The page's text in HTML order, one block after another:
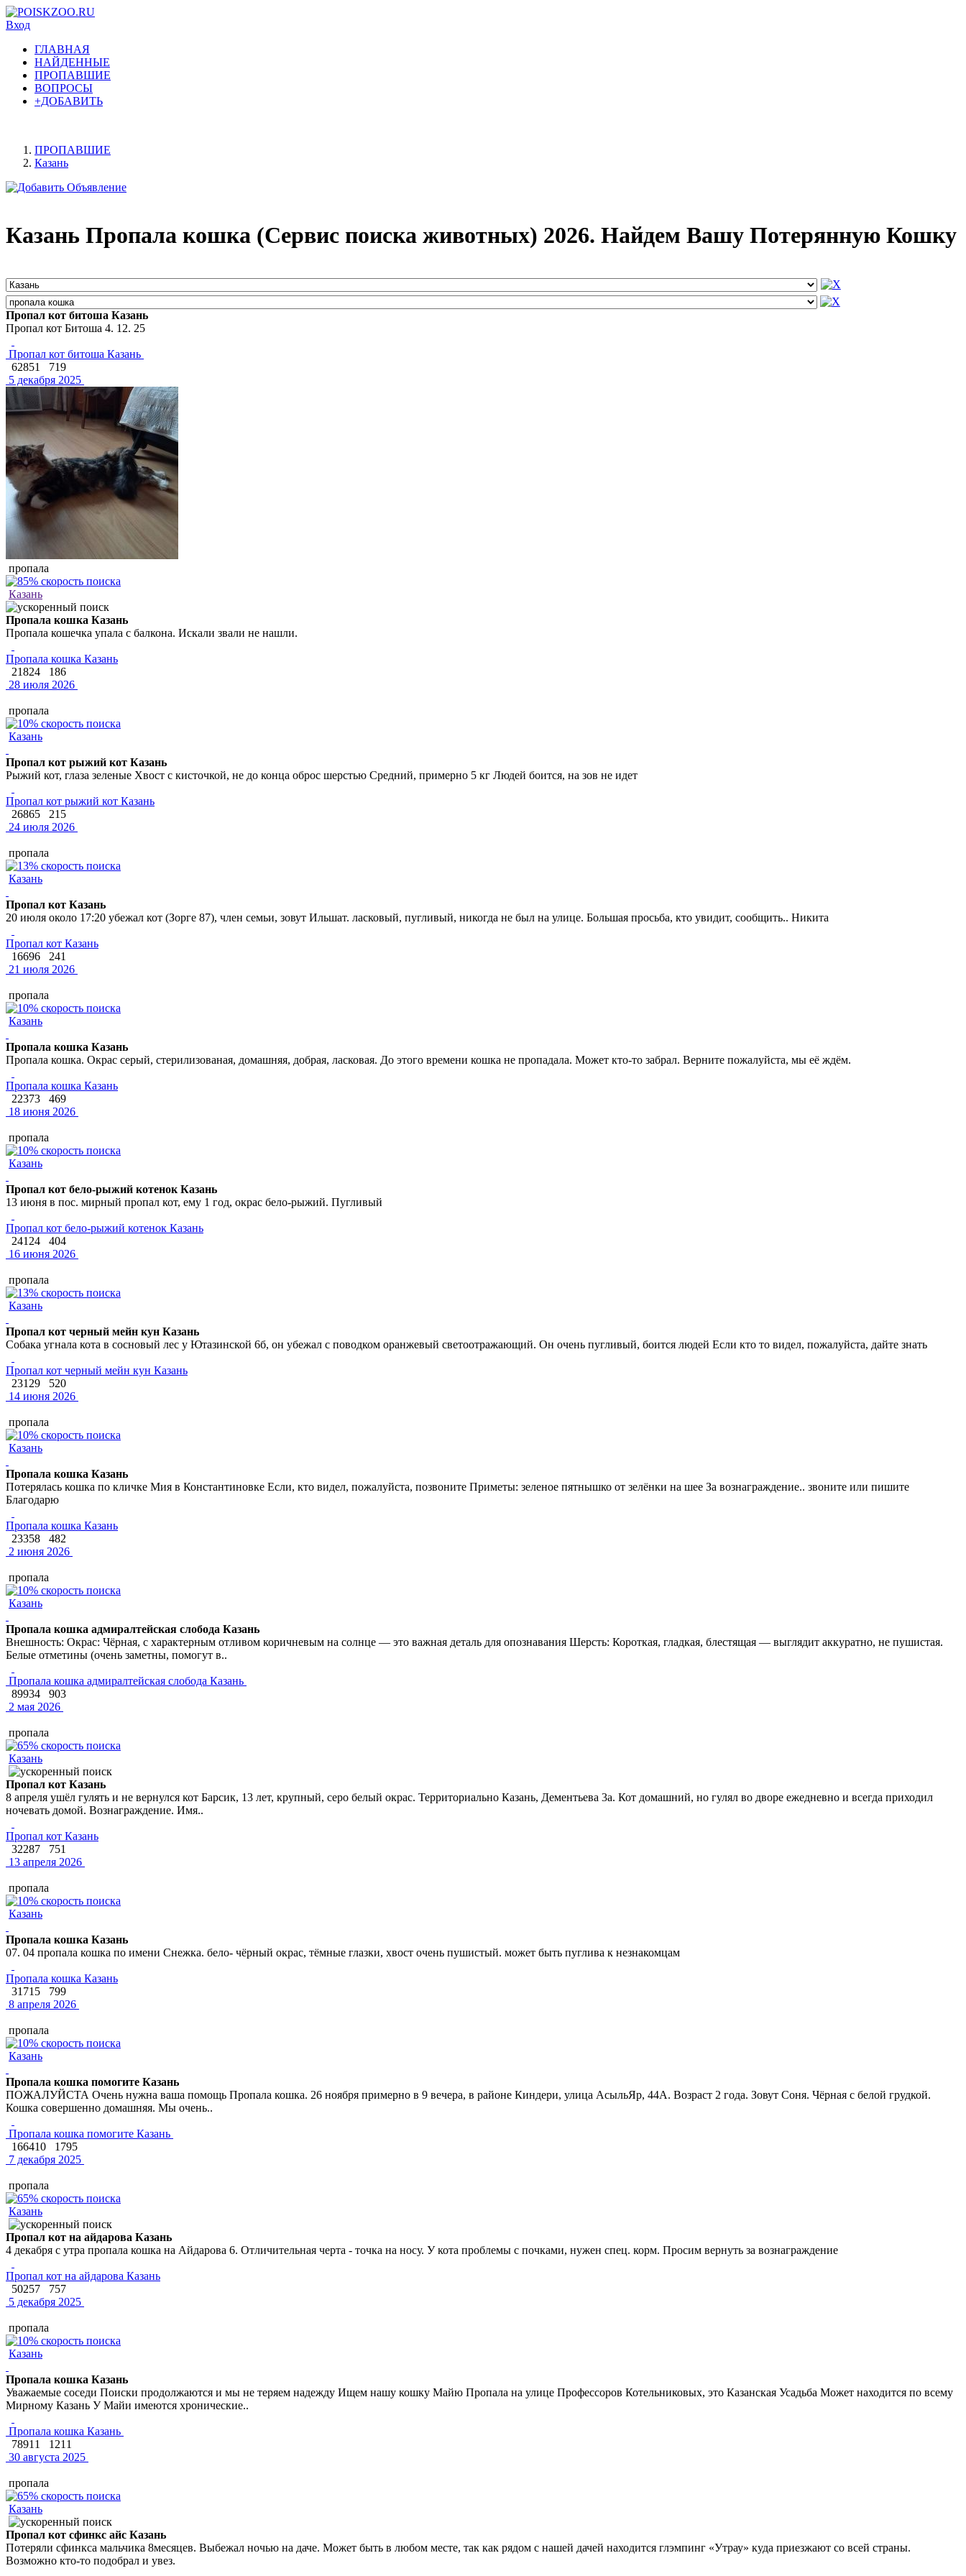
Вход
ГЛАВНАЯ
НАЙДЕННЫЕ
ПРОПАВШИЕ
ВОПРОСЫ
+ДОБАВИТЬ
ПРОПАВШИЕ
Казань
Казань Пропала кошка (Сервис поиска животных) 2026. Найдем Вашу Потерянную Кошку
Пропал кот битоша Казань
Пропал кот Битоша 4. 12. 25
Пропал кот битоша Казань
62851
719
5 декабря 2025
пропала
Казань
Пропала кошка Казань
Пропала кошечка упала с балкона. Искали звали не нашли.
Пропала кошка Казань
21824
186
28 июля 2026
пропала
Казань
Пропал кот рыжий кот Казань
Рыжий кот, глаза зеленые Хвост с кисточкой, не до конца оброс шерстью Средний, примерно 5 кг Людей боится, на зов не идет
Пропал кот рыжий кот Казань
26865
215
24 июля 2026
пропала
Казань
Пропал кот Казань
20 июля около 17:20 убежал кот (Зорге 87), член семьи, зовут Ильшат. ласковый, пугливый, никогда не был на улице. Большая просьба, кто увидит, сообщить.. Никита
Пропал кот Казань
16696
241
21 июля 2026
пропала
Казань
Пропала кошка Казань
Пропала кошка. Окрас серый, стерилизованая, домашняя, добрая, ласковая. До этого времени кошка не пропадала. Может кто-то забрал. Верните пожалуйста, мы её ждём.
Пропала кошка Казань
22373
469
18 июня 2026
пропала
Казань
Пропал кот бело-рыжий котенок Казань
13 июня в пос. мирный пропал кот, ему 1 год, окрас бело-рыжий. Пугливый
Пропал кот бело-рыжий котенок Казань
24124
404
16 июня 2026
пропала
Казань
Пропал кот черный мейн кун Казань
Собака угнала кота в сосновый лес у Ютазинской 6б, он убежал с поводком оранжевый светоотражающий. Он очень пугливый, боится людей Если кто то видел, пожалуйста, дайте знать
Пропал кот черный мейн кун Казань
23129
520
14 июня 2026
пропала
Казань
Пропала кошка Казань
Потерялась кошка по кличке Мия в Константиновке Если, кто видел, пожалуйста, позвоните Приметы: зеленое пятнышко от зелёнки на шее За вознаграждение.. звоните или пишите
Благодарю
Пропала кошка Казань
23358
482
2 июня 2026
пропала
Казань
Пропала кошка адмиралтейская слобода Казань
Внешность: Окрас: Чёрная, с характерным отливом коричневым на солнце — это важная деталь для опознавания Шерсть: Короткая, гладкая, блестящая — выглядит аккуратно, не пушистая.
Белые отметины (очень заметны, помогут в..
Пропала кошка адмиралтейская слобода Казань
89934
903
2 мая 2026
пропала
Казань
Пропал кот Казань
8 апреля ушёл гулять и не вернулся кот Барсик, 13 лет, крупный, серо белый окрас. Территориально Казань, Дементьева 3а. Кот домашний, но гулял во дворе ежедневно и всегда приходил
ночевать домой. Вознаграждение. Имя..
Пропал кот Казань
32287
751
13 апреля 2026
пропала
Казань
Пропала кошка Казань
07. 04 пропала кошка по имени Снежка. бело- чёрный окрас, тёмные глазки, хвост очень пушистый. может быть пуглива к незнакомцам
Пропала кошка Казань
31715
799
8 апреля 2026
пропала
Казань
Пропала кошка помогите Казань
ПОЖАЛУЙСТА Очень нужна ваша помощь Пропала кошка. 26 ноября примерно в 9 вечера, в районе Киндери, улица АсыльЯр, 44А. Возраст 2 года. Зовут Соня. Чёрная с белой грудкой.
Кошка совершенно домашняя. Мы очень..
Пропала кошка помогите Казань
166410
1795
7 декабря 2025
пропала
Казань
Пропал кот на айдарова Казань
4 декабря с утра пропала кошка на Айдарова 6. Отличительная черта - точка на носу. У кота проблемы с почками, нужен спец. корм. Просим вернуть за вознаграждение
Пропал кот на айдарова Казань
50257
757
5 декабря 2025
пропала
Казань
Пропала кошка Казань
Уважаемые соседи Поиски продолжаются и мы не теряем надежду Ищем нашу кошку Майю Пропала на улице Профессоров Котельниковых, это Казанская Усадьба Может находится по всему
Мирному Казань У Майи имеются хронические..
Пропала кошка Казань
78911
1211
30 августа 2025
пропала
Казань
Пропал кот сфинкс айс Казань
Потеряли сфинкса мальчика 8месяцев. Выбежал ночью на даче. Может быть в любом месте, так как рядом с нашей дачей находится глэмпинг «Утрау» куда приезжают со всей страны.
Возможно кто-то подобрал и увез.